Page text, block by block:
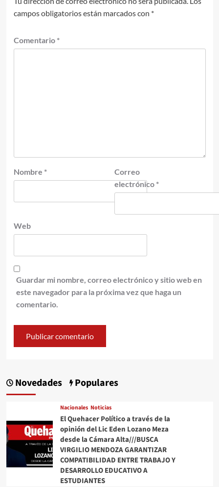
campos obligatorios están marcados con *
Comentario *
Nombre *
Correo
electrónico *
Web
Guardar mi nombre, correo electrónico y sitio web en
este navegador para la próxima vez que haga un
comentario.
Novedades Populares
Nacionales Noticias
El Quehacer Político a través de la
opinión del Lic Eden Lozano Meza
desde la Cámara Alta///BUSCA
VIRGILIO MENDOZA GARANTIZAR
COMPATIBILIDAD ENTRE TRABAJO Y
DESARROLLO EDUCATIVO A
ESTUDIANTES